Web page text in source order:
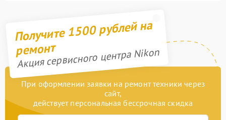
Получите 1500 рублей на
ремонт
Акция сервисного центра Nikon
При оформлении заявки на ремонт техники через
сайт,
действует персональная бессрочная скидка